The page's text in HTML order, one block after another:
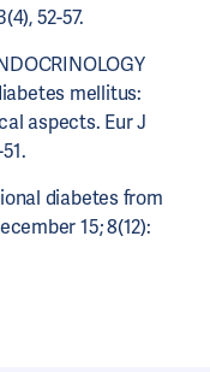
52-57.
mellitus:
aspects. Eur J
diabetes from
15; 8(12):